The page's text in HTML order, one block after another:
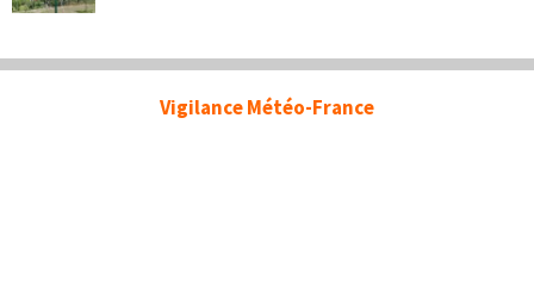
Vigilance Météo-France